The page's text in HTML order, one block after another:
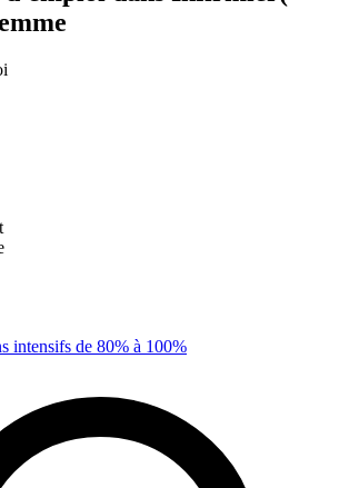
intensifs de 80% à 100%